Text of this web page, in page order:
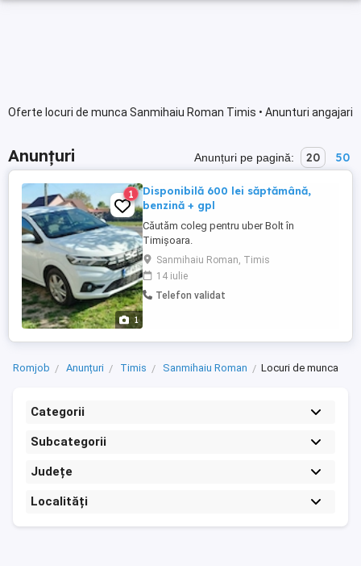
Oferte locuri de munca Sanmihaiu Roman Timis • Anunturi angajari
Anunțuri Anunțuri pe pagină: 20 50
1
1
Disponibilă 600 lei săptămână,
benzină + gpl
Căutăm coleg pentru uber Bolt în
Timișoara.
Sanmihaiu Roman, Timis
14 iulie
Telefon validat
Romjob Anunțuri Timis Sanmihaiu Roman Locuri de munca
Categorii
Subcategorii
Județe
Localități